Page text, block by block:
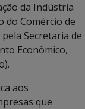
da Indústria
do Comércio de
Secretaria de
Econômico,
aos
que